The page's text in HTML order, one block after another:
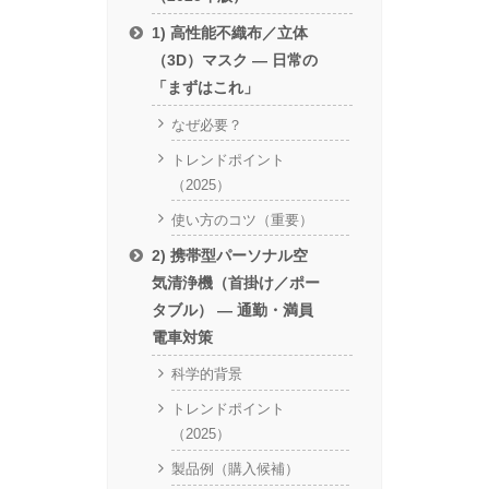
1) 高性能不織布／立体
（3D）マスク — 日常の
「まずはこれ」
なぜ必要？
トレンドポイント
（2025）
使い方のコツ（重要）
2) 携帯型パーソナル空
気清浄機（首掛け／ポー
タブル） — 通勤・満員
電車対策
科学的背景
トレンドポイント
（2025）
製品例（購入候補）